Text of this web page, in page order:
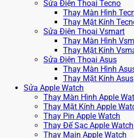
Sửa Điện Thoại Tecno
Thay Màn Hình
Thay Mặt Kính
Sửa Điện Thoại Vsmart
Thay Màn Hình
Thay Mặt Kính
Sửa Điện Thoại Asus
Thay Màn Hình
Thay Mặt Kính Asus
Sửa Apple Watch
Thay Màn Hình Apple
Thay Mặt Kính Apple
Thay Pin Apple Watch
Thay Đế Sạc Apple Watch
Thay Main Apple Watch